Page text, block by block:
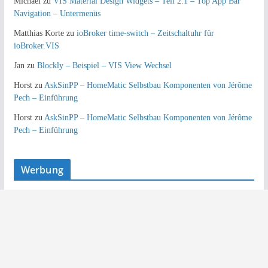
Navigation – Untermenüs
Matthias Kortezu ioBroker time-switch – Zeitschaltuhr für
ioBroker.VIS
Janzu Blockly – Beispiel – VIS View Wechsel
Horstzu AskSinPP – HomeMatic Selbstbau Komponenten von Jérôme
Pech – Einführung
Horstzu AskSinPP – HomeMatic Selbstbau Komponenten von Jérôme
Pech – Einführung
Werbung